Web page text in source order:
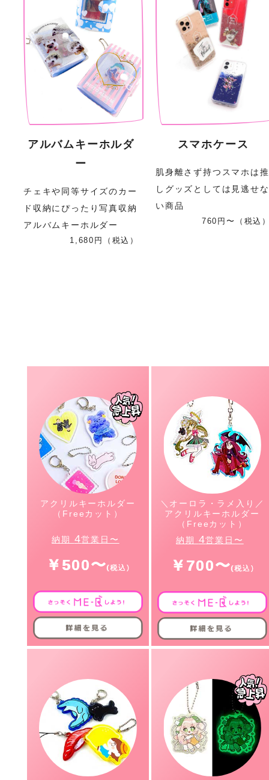
アルバムキーホルダ
ー
チェキや同等サイズのカー
ド収納にぴったり写真収納
アルバムキーホルダー
1,680円（税込）
スマホケース
肌身離さず持つスマホは推
しグッズとしては見逃せな
い商品
760円〜（税込
アクリルキーホルダー
（Freeカット）
納期 4営業日〜
￥500〜
＼オーロラ・ラメ入り／
アクリルキーホルダー
（Freeカット）
納期 4営業日〜
￥700〜